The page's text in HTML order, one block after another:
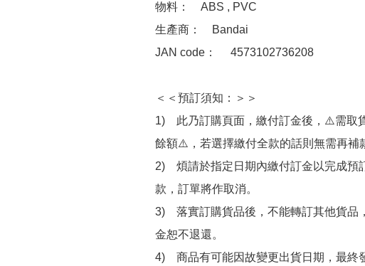
物料：　ABS , PVC
生產商：　Bandai
JAN code：　 4573102736208
＜＜預訂須知：＞＞
1)　此乃訂購頁面，繳付訂金後，⚠️需取
餘額⚠️，若選擇繳付全款的話則無需再補
2)　煩請於指定日期內繳付訂金以完成預
款，訂單將作取消。
3)　落實訂購貨品後，不能轉訂其他貨品
金恕不退還。
4)　商品有可能因故變更出貨日期，最終